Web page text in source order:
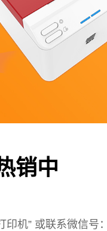
销中
机” 或联系微信号